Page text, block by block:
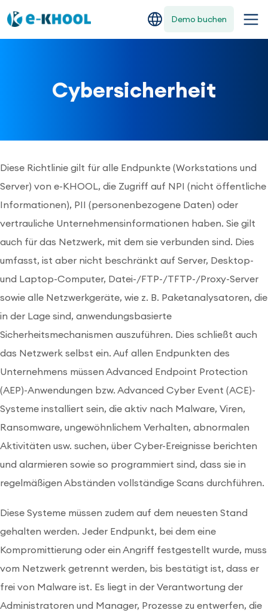
Demo buchen
Cybersicherheit
Diese Richtlinie gilt für alle Endpunkte (Workstations und
Server) von e-KHOOL, die Zugriff auf NPI (nicht öffentliche
Informationen), PII (personenbezogene Daten) oder
vertrauliche Unternehmensinformationen haben. Sie gilt
auch für das Netzwerk, mit dem sie verbunden sind. Dies
umfasst, ist aber nicht beschränkt auf Server, Desktop-
und Laptop-Computer, Datei-/FTP-/TFTP-/Proxy-Server
sowie alle Netzwerkgeräte, wie z. B. Paketanalysatoren, die
in der Lage sind, anwendungsbasierte
Sicherheitsmechanismen auszuführen. Dies schließt auch
das Netzwerk selbst ein. Auf allen Endpunkten des
Unternehmens müssen Advanced Endpoint Protection
(AEP)-Anwendungen bzw. Advanced Cyber Event (ACE)-
Systeme installiert sein, die aktiv nach Malware, Viren,
Ransomware, ungewöhnlichem Verhalten, abnormalen
Aktivitäten usw. suchen, über Cyber-Ereignisse berichten
und alarmieren sowie so programmiert sind, dass sie in
regelmäßigen Abständen vollständige Scans durchführen.
Diese Systeme müssen zudem auf dem neuesten Stand
gehalten werden. Jeder Endpunkt, bei dem eine
Kompromittierung oder ein Angriff festgestellt wurde, muss
vom Netzwerk getrennt werden, bis bestätigt ist, dass er
frei von Malware ist. Es liegt in der Verantwortung der
Administratoren und Manager, Prozesse zu entwerfen, die